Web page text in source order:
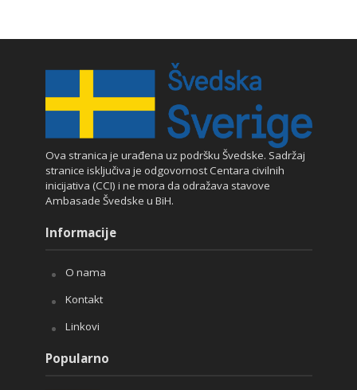
Ova stranica je urađena uz podršku Švedske. Sadržaj
stranice isključiva je odgovornost Centara civilnih
inicijativa (CCI) i ne mora da odražava stavove
Ambasade Švedske u BiH.
Informacije
O nama
Kontakt
Linkovi
Popularno